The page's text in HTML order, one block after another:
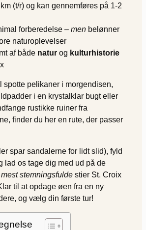
(t/r) og kan gennemføres på 1-2
forberedelse – men belønner
naturoplevelser
af både natur og kulturhistorie
spotte pelikaner i morgendisen,
i en krystalklar bugt eller
rustikke ruiner fra
finder du her en rute, der passer
spar sandalerne for lidt slid), fyld
lad os tage dig med ud på de
stemningsfulde stier St. Croix
til at opdage øen fra en ny
og vælg din første tur!